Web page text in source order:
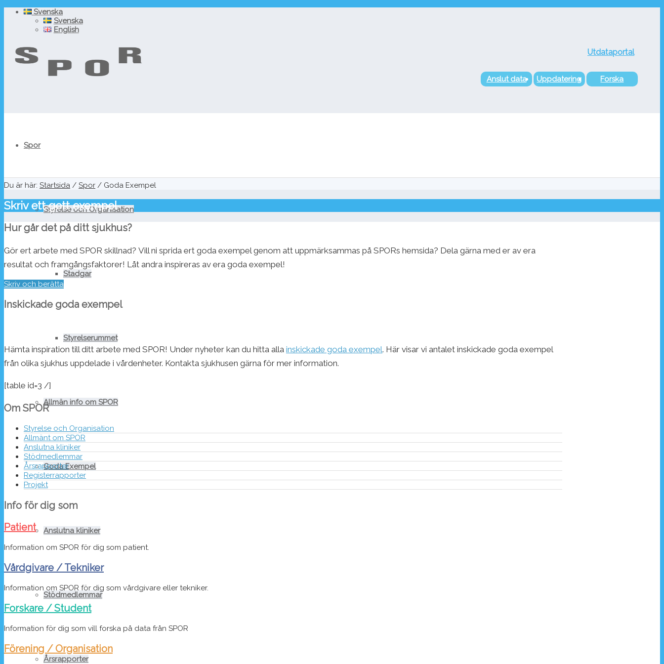
Svenska
Svenska
English
Utdataportal
Anslut data Uppdatering Forska
Spor
Styrelse och Organisation
Stadgar
Styrelserummet
Allmän info om SPOR
Goda Exempel
Anslutna kliniker
Stödmedlemmar
Årsrapporter
Du är här: Startsida / Spor / Goda Exempel
Skriv ett gott exempel
Hur går det på ditt sjukhus?
Gör ert arbete med SPOR skillnad? Vill ni sprida ert goda exempel genom att uppmärksammas på SPORs hemsida? Dela gärna med er av era
resultat och framgångsfaktorer! Låt andra inspireras av era goda exempel!
Skriv och berätta
Inskickade goda exempel
Hämta inspiration till ditt arbete med SPOR! Under nyheter kan du hitta alla inskickade goda exempel. Här visar vi antalet inskickade goda exempel
från olika sjukhus uppdelade i vårdenheter. Kontakta sjukhusen gärna för mer information.
[table id=3 /]
Om SPOR
Styrelse och Organisation
Allmänt om SPOR
Anslutna kliniker
Stödmedlemmar
Årsrapporter
Registerrapporter
Projekt
Info för dig som
Patient
Information om SPOR för dig som patient.
Vårdgivare / Tekniker
Information om SPOR för dig som vårdgivare eller tekniker.
Forskare / Student
Information för dig som vill forska på data från SPOR
Förening / Organisation